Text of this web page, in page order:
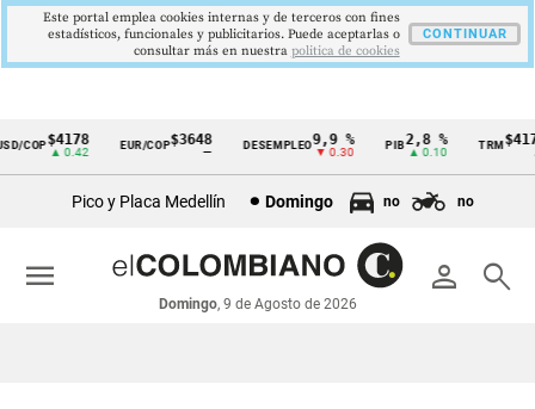
Cintillo
económicos
Colombia
COP$4178
▲ 0.42
EUR/COP$3648 DESEMPLEO 9,9 %
▼ 0.30
PIB2,8 %
▲ 0.10
TRM
Pico y Placa Medellín Domingo no no
person search
Domingo, 9 de Agosto de 2026
menu
Este portal emplea cookies internas y de terceros con fines
estadísticos, funcionales y publicitarios. Puede aceptarlas o
consultar más en nuestra politica de cookies
CONTINUAR